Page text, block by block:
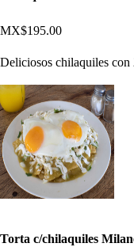
MX$195.00
Deliciosos chilaquiles
Torta c/chilaquiles